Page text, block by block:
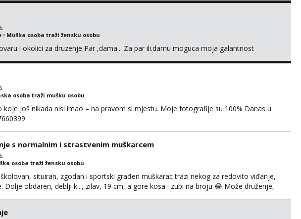
Muška osoba traži žensku osobu
i okolici za druzenje Par ,dama... Za par ili.damu moguca moja galantnost
osoba traži mušku osobu
koje još nikada nisi imao – na pravom si mjestu. Moje fotografije su 100% Danas u
s normalnim i strastvenim muškarcem
osoba traži žensku osobu
situiran, zgodan i sportski građen muškarac trazi nekog za redovito viđanje,
Dolje obdaren, deblji k..., zilav, 19 cm, a gore kosa i zubi na broju 😂 Može druženje,